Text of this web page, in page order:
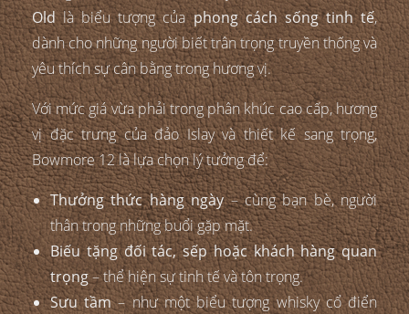
Oldlà biểu tượng củaphong cách sống tinh tế,
dành cho những người biết trân trọng truyền thống và
yêu thích sự cân bằng trong hương vị.
Với mức giá vừa phải trong phân khúc cao cấp, hương
vị đặc trưng của đảo Islay và thiết kế sang trọng,
Bowmore 12 là lựa chọn lý tưởng để:
Thưởng thức hàng ngày– cùng bạn bè, người
thân trong những buổi gặp mặt.
Biếu tặng đối tác, sếp hoặc khách hàng quan
trọng– thể hiện sự tinh tế và tôn trọng.
Sưu tầm– như một biểu tượng whisky cổ điển